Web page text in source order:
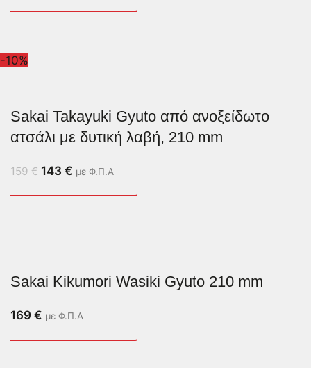
-10%
Sakai Takayuki Gyuto από ανοξείδωτο
ατσάλι με δυτική λαβή, 210 mm
159€ 143 € με Φ.Π.Α
Sakai Kikumori Wasiki Gyuto 210 mm
169 € με Φ.Π.Α